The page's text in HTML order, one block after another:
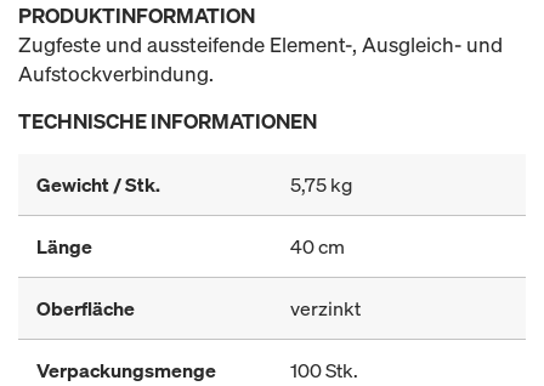
PRODUKTINFORMATION
Zugfeste und aussteifende Element-, Ausgleich- und
Aufstockverbindung.
TECHNISCHE INFORMATIONEN
Gewicht / Stk. 5,75 kg
Länge 40 cm
Oberfläche verzinkt
Verpackungsmenge 100 Stk.